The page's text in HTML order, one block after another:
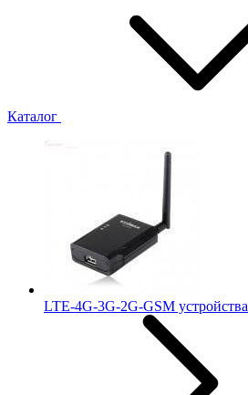
Каталог
LTE-4G-3G-2G-GSM устройства